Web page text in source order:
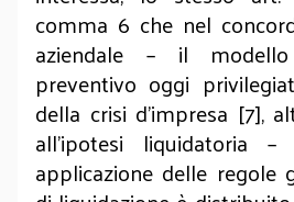
comma 6 che nel
aziendale – il
preventivo oggi
della crisi d’impresa [7],
all’ipotesi liquidatoria
applicazione delle regole